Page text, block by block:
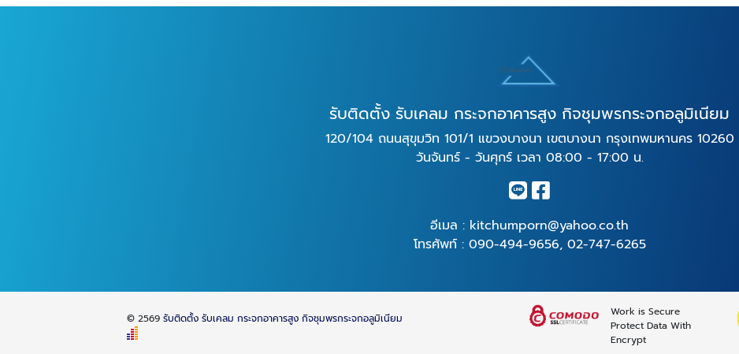
รับติดตั้ง รับเคลม กระจกอาคารสูง กิจชุมพรกระจกอลูมิเนียม
120/104 ถนนสุขุมวิท 101/1 แขวงบางนา เขตบางนา กรุงเทพมหานคร 10260
วันจันทร์ - วันศุกร์ เวลา 08:00 - 17:00 น.
อีเมล : kitchumporn@yahoo.co.th
โทรศัพท์ : 090-494-9656, 02-747-6265
© 2569รับติดตั้ง รับเคลม กระจกอาคารสูง กิจชุมพรกระจกอลูมิเนียม
Work is Secure
Protect Data With
Encrypt